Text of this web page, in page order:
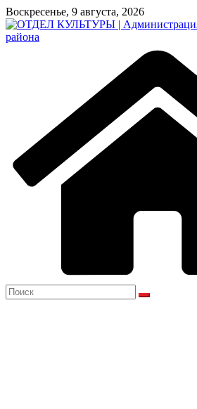
Перейти
к
содержимому
Воскресенье, 9 августа, 2026